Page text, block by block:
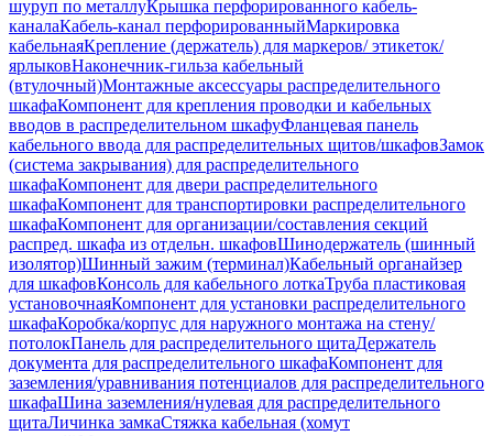
шуруп по металлуКрышка перфорированного кабель-
каналаКабель-канал перфорированныйМаркировка
кабельнаяКрепление (держатель) для маркеров/ этикеток/
ярлыковНаконечник-гильза кабельный
(втулочный)Монтажные аксессуары распределительного
шкафаКомпонент для крепления проводки и кабельных
вводов в распределительном шкафуФланцевая панель
кабельного ввода для распределительных щитов/шкафовЗамок
(система закрывания) для распределительного
шкафаКомпонент для двери распределительного
шкафаКомпонент для транспортировки распределительного
шкафаКомпонент для организации/составления секций
распред. шкафа из отдельн. шкафовШинодержатель (шинный
изолятор)Шинный зажим (терминал)Кабельный органайзер
для шкафовКонсоль для кабельного лоткаТруба пластиковая
установочнаяКомпонент для установки распределительного
шкафаКоробка/корпус для наружного монтажа на стену/
потолокПанель для распределительного щитаДержатель
документа для распределительного шкафаКомпонент для
заземления/уравнивания потенциалов для распределительного
шкафаШина заземления/нулевая для распределительного
щитаЛичинка замкаСтяжка кабельная (хомут